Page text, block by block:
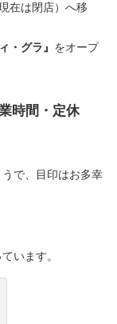
在は閉店）へ移
・グラ』 をオープ
時間・定休
で、目印はお多幸
います。